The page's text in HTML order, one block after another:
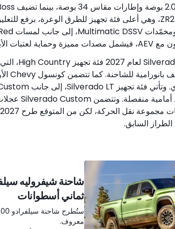
السابق.
ثماني أسطوانات
معروف.